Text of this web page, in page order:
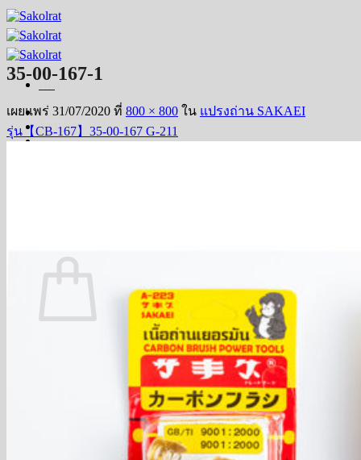
ข้าม
ไป
ยัง
เนื้อหา
เมนู
หน้าหลัก
ร้านค้า
ติดต่อเรา
ไม่มีสินค้าในตะกร้า
35-00-167-1
เผยแพร่ 31/07/2020 ที่ 800 × 800 ใน แปรงถ่าน SAKAEI
รุ่น【CB-167】35-00-167 G-211